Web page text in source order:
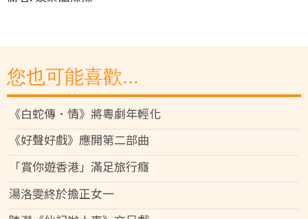
您也可能喜歡...
《白蛇傳．情》將粵劇年輕化
《好聲好戲》應開第二部曲
「賞你遊香港」滿足旅行癮
湯洛雯終於擔正女一